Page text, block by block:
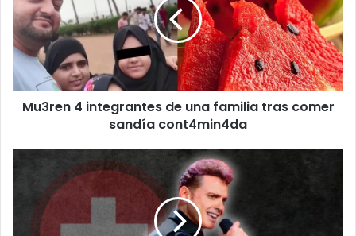
una
familia
tras
comer
sandía
cont4min4da
Mu3ren 4 integrantes de una familia tras comer
sandía cont4min4da
hospitalización
Miguel